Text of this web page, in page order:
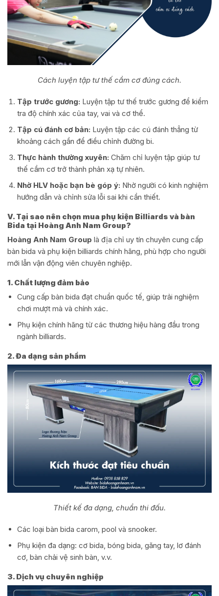
Cách luyện tập tư thế cầm cơ đúng cách.
Tập trước gương: Luyện tập tư thế trước gương để kiểm
tra độ chính xác của tay, vai và cơ thể.
Tập cú đánh cơ bản: Luyện tập các cú đánh thẳng từ
khoảng cách gần để điều chỉnh đường bi.
Thực hành thường xuyên: Chăm chỉ luyện tập giúp tư
thế cầm cơ trở thành phản xạ tự nhiên.
Nhờ HLV hoặc bạn bè góp ý: Nhờ người có kinh nghiệm
hướng dẫn và chỉnh sửa lỗi sai khi cần thiết.
V. Tại sao nên chọn mua phụ kiện Billiards và bàn
Bida tại Hoàng Anh Nam Group?
Hoàng Anh Nam Group là địa chỉ uy tín chuyên cung cấp
bàn bida và phụ kiện billiards chính hãng, phù hợp cho người
mới lẫn vận động viên chuyên nghiệp.
1. Chất lượng đảm bảo
Cung cấp bàn bida đạt chuẩn quốc tế, giúp trải nghiệm
chơi mượt mà và chính xác.
Phụ kiện chính hãng từ các thương hiệu hàng đầu trong
ngành billiards.
2. Đa dạng sản phẩm
Thiết kế đa dạng, chuẩn thi đấu.
Các loại bàn bida carom, pool và snooker.
Phụ kiện đa dạng: cơ bida, bóng bida, găng tay, lơ đánh
cơ, bàn chải vệ sinh bàn, v.v.
3. Dịch vụ chuyên nghiệp